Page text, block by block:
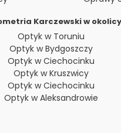
Karczewski w okolicy
Optyk w Toruniu
Optyk w Bydgoszczy
Optyk w Ciechocinku
Optyk w Kruszwicy
Optyk w Ciechocinku
Optyk w Aleksandrowie